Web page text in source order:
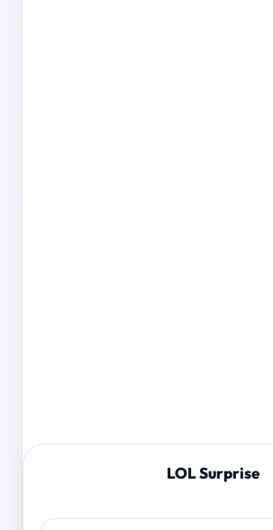
LOL Surprise